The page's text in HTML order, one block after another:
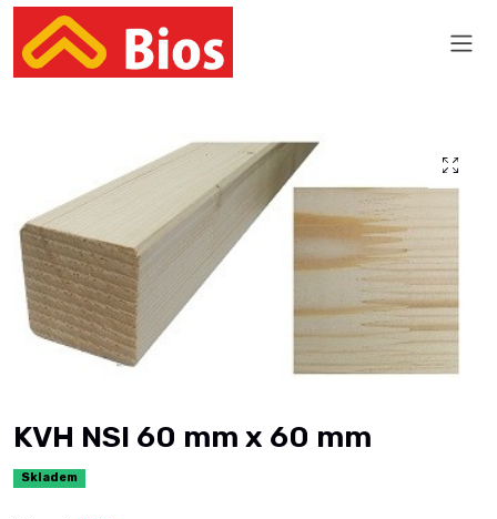
KVH NSI 60 mm x 60 mm
Skladem